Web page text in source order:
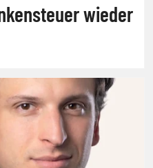
wieder